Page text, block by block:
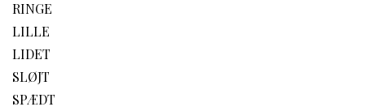
RINGE
LILLE
LIDET
SLØJT
SPÆDT